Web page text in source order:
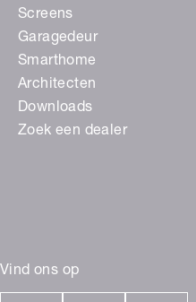
Vind ons op
Screens
Garagedeur
Smarthome
Architecten
Downloads
Zoek een dealer